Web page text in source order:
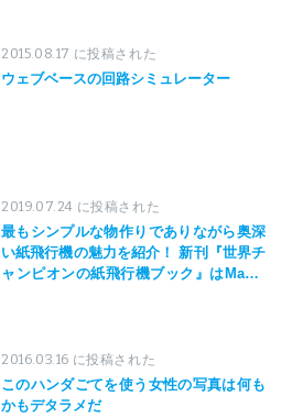
2015.08.17 に投稿された
ウェブベースの回路シミュレーター
2019.07.24 に投稿された
最もシンプルな物作りでありながら奥深
い紙飛行機の魅力を紹介！ 新刊『世界チ
ャンピオンの紙飛行機ブック』はMaker
2016.03.16 に投稿された
このハンダごてを使う女性の写真は何も
かもデタラメだ